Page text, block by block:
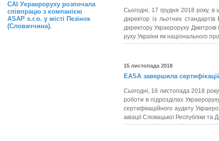
САІ Украероруху розпочала
співпрацю з компанією
ASAP s.r.o. у місті Пезінок
(Словаччина).
Сьогодні, 17 грудня 2018 року, в
директор із льотних
директору Украероруху Дмитрові
руху України як національного
15 листопада 2018
EASA завершила
Сьогодні, 16 листопада 2018
роботи в підрозділах
сертифікаційного аудиту
авіації Словацької Республіки та